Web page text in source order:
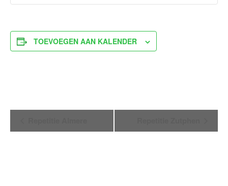
TOEVOEGEN AAN KALENDER
Navigatie